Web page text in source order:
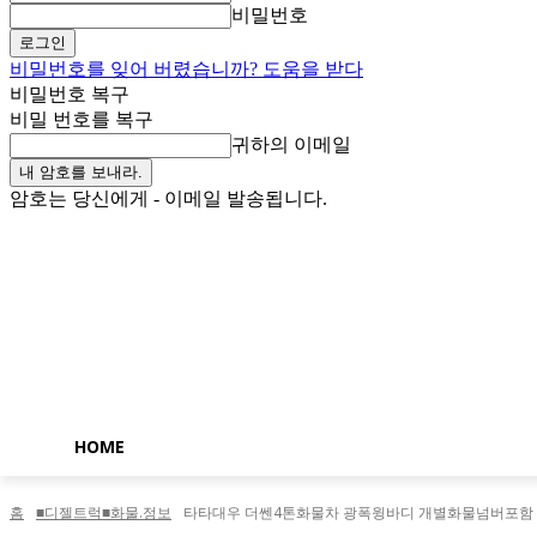
비밀번호
비밀번호를 잊어 버렸습니까? 도움을 받다
비밀번호 복구
비밀 번호를 복구
귀하의 이메일
암호는 당신에게 - 이메일 발송됩니다.
HOME
홈 ■디젤트럭■화물.정보 타타대우 더쎈4톤화물차 광폭윙바디 개별화물넘버포함